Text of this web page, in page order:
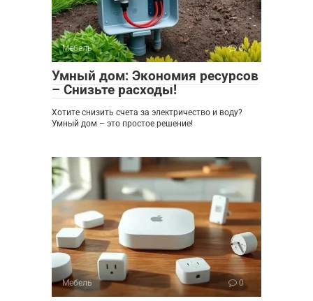
Мебель 0
Умный дом: Экономия ресурсов
– Снизьте расходы!
Хотите снизить счета за электричество и воду?
Умный дом – это простое решение!
Мебель 0